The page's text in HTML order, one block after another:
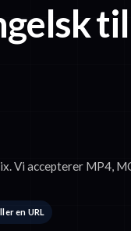
Vi accepterer MP4,
en URL